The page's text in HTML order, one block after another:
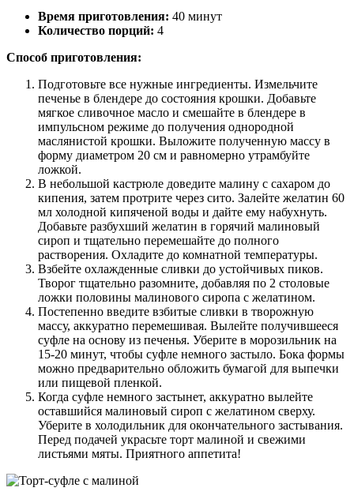
Время приготовления: 40 минут
Количество порций: 4
Способ приготовления:
Подготовьте все нужные ингредиенты. Измельчите
печенье в блендере до состояния крошки. Добавьте
мягкое сливочное масло и смешайте в блендере в
импульсном режиме до получения однородной
маслянистой крошки. Выложите полученную массу в
форму диаметром 20 см и равномерно утрамбуйте
ложкой.
В небольшой кастрюле доведите малину с сахаром до
кипения, затем протрите через сито. Залейте желатин 60
мл холодной кипяченой воды и дайте ему набухнуть.
Добавьте разбухший желатин в горячий малиновый
сироп и тщательно перемешайте до полного
растворения. Охладите до комнатной температуры.
Взбейте охлажденные сливки до устойчивых пиков.
Творог тщательно разомните, добавляя по 2 столовые
ложки половины малинового сиропа с желатином.
Постепенно введите взбитые сливки в творожную
массу, аккуратно перемешивая. Вылейте получившееся
суфле на основу из печенья. Уберите в морозильник на
15-20 минут, чтобы суфле немного застыло. Бока формы
можно предварительно обложить бумагой для выпечки
или пищевой пленкой.
Когда суфле немного застынет, аккуратно вылейте
оставшийся малиновый сироп с желатином сверху.
Уберите в холодильник для окончательного застывания.
Перед подачей украсьте торт малиной и свежими
листьями мяты. Приятного аппетита!